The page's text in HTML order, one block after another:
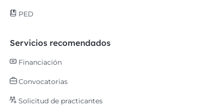
PED
Servicios recomendados
Financiación
Convocatorias
Solicitud de practicantes